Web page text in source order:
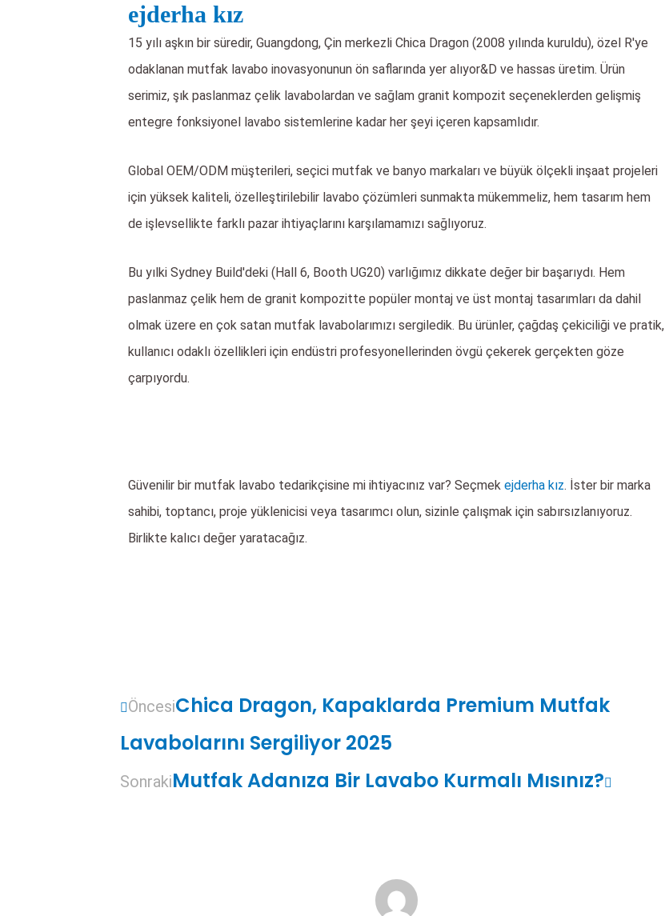
ejderha kız
15 yılı aşkın bir süredir, Guangdong, Çin merkezli Chica Dragon (2008 yılında kuruldu), özel R'ye
odaklanan mutfak lavabo inovasyonunun ön saflarında yer alıyor&D ve hassas üretim. Ürün
serimiz, şık paslanmaz çelik lavabolardan ve sağlam granit kompozit seçeneklerden gelişmiş
entegre fonksiyonel lavabo sistemlerine kadar her şeyi içeren kapsamlıdır.
Global OEM/ODM müşterileri, seçici mutfak ve banyo markaları ve büyük ölçekli inşaat projeleri
için yüksek kaliteli, özelleştirilebilir lavabo çözümleri sunmakta mükemmeliz, hem tasarım hem
de işlevsellikte farklı pazar ihtiyaçlarını karşılamamızı sağlıyoruz.
Bu yılki Sydney Build'deki (Hall 6, Booth UG20) varlığımız dikkate değer bir başarıydı. Hem
paslanmaz çelik hem de granit kompozitte popüler montaj ve üst montaj tasarımları da dahil
olmak üzere en çok satan mutfak lavabolarımızı sergiledik. Bu ürünler, çağdaş çekiciliği ve pratik,
kullanıcı odaklı özellikleri için endüstri profesyonellerinden övgü çekerek gerçekten göze
çarpıyordu.
Güvenilir bir mutfak lavabo tedarikçisine mi ihtiyacınız var? Seçmek ejderha kız. İster bir marka
sahibi, toptancı, proje yüklenicisi veya tasarımcı olun, sizinle çalışmak için sabırsızlanıyoruz.
Birlikte kalıcı değer yaratacağız.
ÖncesiChica Dragon, Kapaklarda Premium Mutfak
Lavabolarını Sergiliyor 2025
SonrakiMutfak Adanıza Bir Lavabo Kurmalı Mısınız?